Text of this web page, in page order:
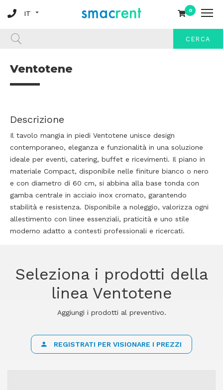
0
CERCA
Ventotene
Descrizione
Il tavolo mangia in piedi Ventotene unisce design
contemporaneo, eleganza e funzionalità in una soluzione
ideale per eventi, catering, buffet e ricevimenti. Il piano in
materiale Compact, disponibile nelle finiture bianco o nero
e con diametro di 60 cm, si abbina alla base tonda con
gamba centrale in acciaio inox cromato, garantendo
stabilità e resistenza. Disponibile a noleggio, valorizza ogni
allestimento con linee essenziali, praticità e uno stile
moderno adatto a contesti professionali e ricercati.
Seleziona i prodotti della
linea Ventotene
Aggiungi i prodotti al preventivo.
REGISTRATI PER VISIONARE I PREZZI